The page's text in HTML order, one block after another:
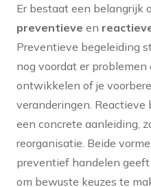
Er bestaat een belangrijk
preventieve en
Preventieve begeleiding
nog voordat er
ontwikkelen of je
veranderingen.
een concrete aanleiding,
reorganisatie. Beide
preventief handelen
om bewuste keuzes te